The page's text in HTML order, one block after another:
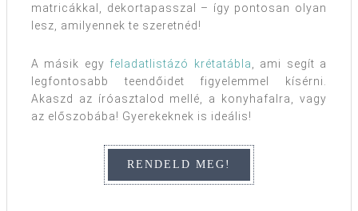
matricákkal, dekortapasszal – így pontosan olyan
lesz, amilyennek te szeretnéd!
A másik egy feladatlistázó krétatábla, ami segít a
legfontosabb teendőidet figyelemmel kísérni.
Akaszd az íróasztalod mellé, a konyhafalra, vagy
az előszobába! Gyerekeknek is ideális!